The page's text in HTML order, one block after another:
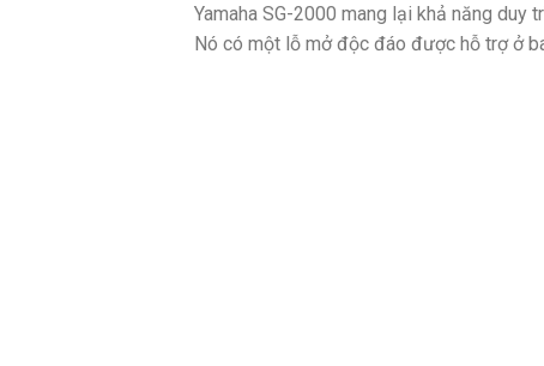
Yamaha SG-2000 mang lại khả năng duy
Nó có một lỗ mở độc đáo được hỗ trợ ở